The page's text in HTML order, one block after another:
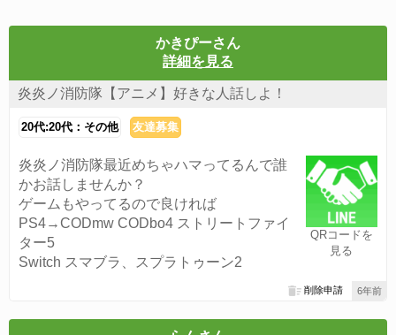
かきぴーさん
詳細を見る
炎炎ノ消防隊【アニメ】好きな人話しよ！
20代:20代：その他 友達募集
QRコードを
見る
炎炎ノ消防隊最近めちゃハマってるんで誰
かお話しませんか？
ゲームもやってるので良ければ
PS4→CODmw CODbo4 ストリートファイ
ター5
Switch スマブラ、スプラトゥーン2
6年前
削除申請